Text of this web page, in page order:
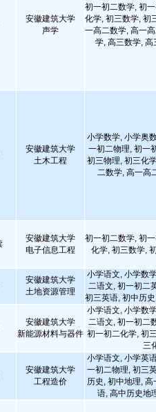
安徽建筑大学
声学
初一初二数学, 初
化学, 初三数学, 初
一高二数学, 高一
学, 高三数学,
安徽建筑大学
土木工程
小学数学, 小学奥
一初二物理, 初一
初三物理, 初三化
二数学, 高一高
安徽建筑大学
电子信息工程
初一初二数学, 初
化学, 初三数学,
安徽建筑大学
土地资源管理
小学语文, 小学数
二语文, 初一初二
初三英语, 初中历
安徽建筑大学
新能源材料与器件
小学语文, 小学数
二语文, 初一初二
初一初二化学, 初
三
安徽建筑大学
工程造价
小学语文, 小学英
一初二物理, 初三
历史, 初中地理,
语, 高中历史地